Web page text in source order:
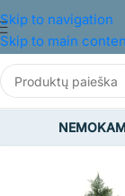
Skip to navigation
Skip to main
NAMAMS